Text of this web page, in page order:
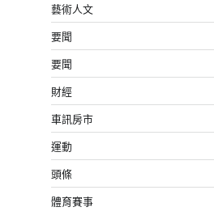
藝術人文
要聞
要聞
財經
車訊房市
運動
頭條
體育賽事